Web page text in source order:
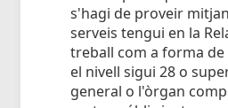
s'hagi de proveir
serveis tengui en la
treball com a forma
el nivell sigui 28 o
general o l'òrgan